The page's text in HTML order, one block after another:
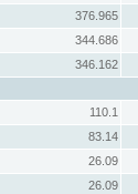
376.965
344.686
346.162
110.1
83.14
26.09
26.09